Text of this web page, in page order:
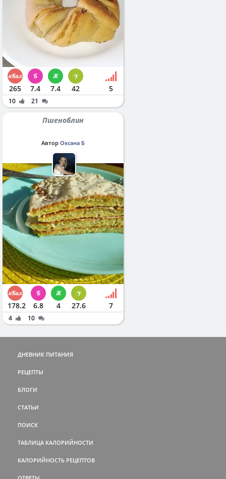
265 7.4 7.4 42 5
10 21
Пшеноблин
Автор Оксана Б
178.2 6.8 4 27.6 7
4 10
ДНЕВНИК ПИТАНИЯ
РЕЦЕПТЫ
БЛОГИ
СТАТЬИ
ПОИСК
ТАБЛИЦА КАЛОРИЙНОСТИ
КАЛОРИЙНОСТЬ РЕЦЕПТОВ